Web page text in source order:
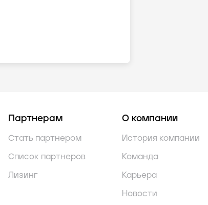
Партнерам
Стать партнером
Список партнеров
Лизинг
О компании
История компании
Команда
Карьера
Новости